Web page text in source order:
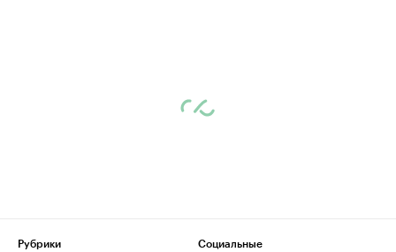
Рубрики
Социальные